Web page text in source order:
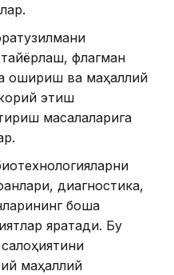
флагман
ошириш ва маҳаллий
этиш
масалаларига
диагностика,
бошқа
яратади. Бу
маҳаллий